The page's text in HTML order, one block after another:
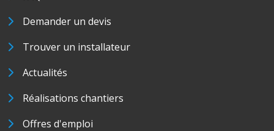
Demander un devis
Trouver un installateur
Actualités
Réalisations chantiers
Offres d'emploi